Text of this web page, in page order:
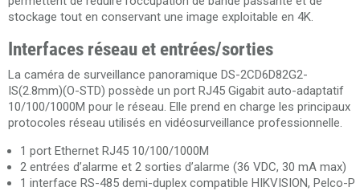
stockage tout en conservant une image exploitable en 4K.
Interfaces réseau et entrées/sorties
La caméra de surveillance panoramique DS-2CD6D82G2-
IS(2.8mm)(O-STD) possède un port RJ45 Gigabit auto-adaptatif
10/100/1000M pour le réseau. Elle prend en charge les principaux
protocoles réseau utilisés en vidéosurveillance professionnelle.
1 port Ethernet RJ45 10/100/1000M
2 entrées d’alarme et 2 sorties d’alarme (36 VDC, 30 mA max)
1 interface RS-485 demi-duplex compatible HIKVISION, Pelco-P